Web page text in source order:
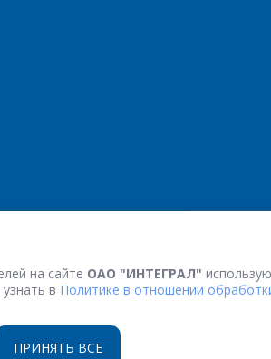
на сайте ОАО "ИНТЕГРАЛ"
в Политике в отношении
ПРИНЯТЬ ВСЕ